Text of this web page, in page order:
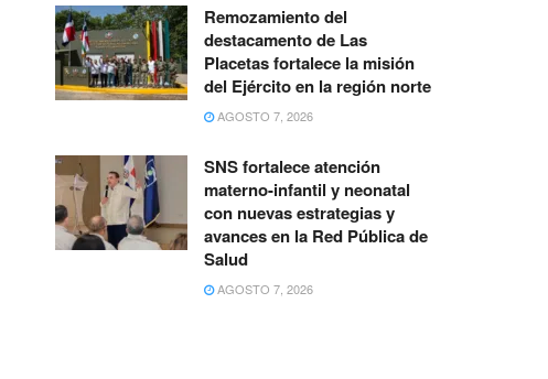
Remozamiento del
destacamento de Las
Placetas fortalece la misión
del Ejército en la región norte
AGOSTO 7, 2026
SNS fortalece atención
materno-infantil y neonatal
con nuevas estrategias y
avances en la Red Pública de
Salud
AGOSTO 7, 2026